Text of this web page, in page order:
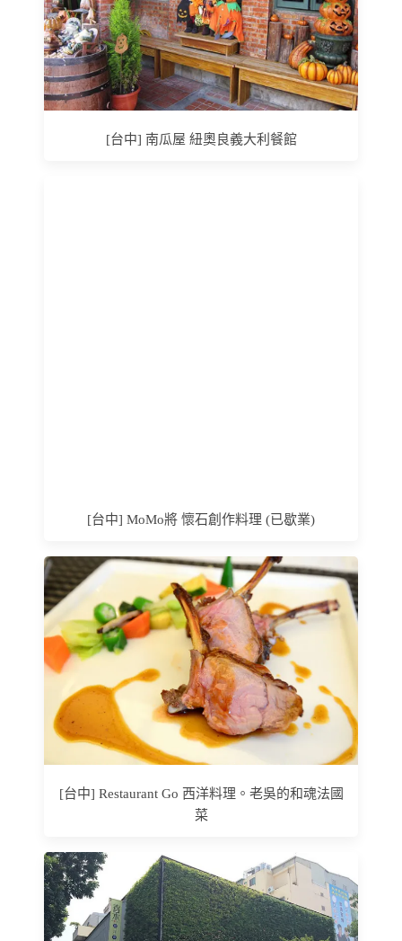
[台中] 南瓜屋 紐奧良義大利餐館
[台中] MoMo將 懷石創作料理 (已歇業)
[台中] Restaurant Go 西洋料理。老吳的和魂法國
菜